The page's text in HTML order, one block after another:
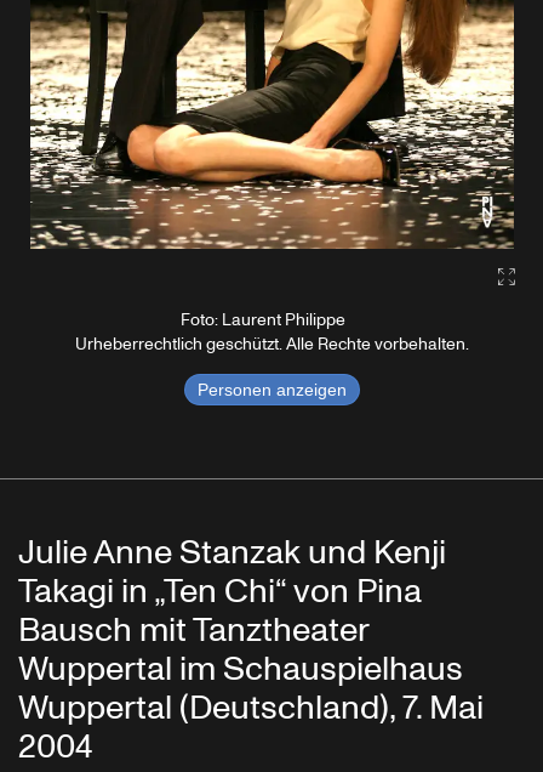
Foto: Laurent Philippe
Urheberrechtlich geschützt. Alle Rechte vorbehalten.
Personen anzeigen
Julie Anne Stanzak und Kenji
Takagi in „Ten Chi“ von Pina
Bausch mit Tanztheater
Wuppertal im Schauspielhaus
Wuppertal (Deutschland), 7. Mai
2004